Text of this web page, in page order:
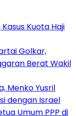
Kuota Haji
Golkar,
Berat Wakil
Menko Yusril
dengan Israel
Umum PPP di